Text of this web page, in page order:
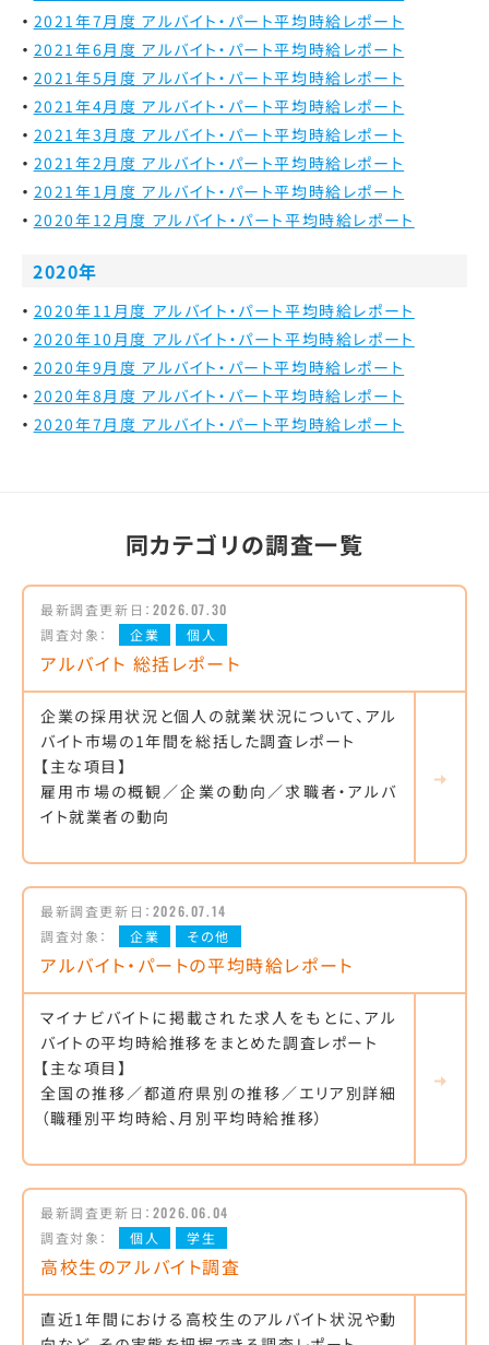
2021年7月度 アルバイト・パート平均時給レポート
2021年6月度 アルバイト・パート平均時給レポート
2021年5月度 アルバイト・パート平均時給レポート
2021年4月度 アルバイト・パート平均時給レポート
2021年3月度 アルバイト・パート平均時給レポート
2021年2月度 アルバイト・パート平均時給レポート
2021年1月度 アルバイト・パート平均時給レポート
2020年12月度 アルバイト・パート平均時給レポート
2020年
2020年11月度 アルバイト・パート平均時給レポート
2020年10月度 アルバイト・パート平均時給レポート
2020年9月度 アルバイト・パート平均時給レポート
2020年8月度 アルバイト・パート平均時給レポート
2020年7月度 アルバイト・パート平均時給レポート
同カテゴリの調査一覧
最新調査更新日： 2026.07.30
調査対象：
企業 個人
アルバイト 総括レポート
企業の採用状況と個人の就業状況について、アル
バイト市場の1年間を総括した調査レポート
【主な項目】
雇用市場の概観／企業の動向／求職者・アルバ
イト就業者の動向
最新調査更新日： 2026.07.14
調査対象：
企業 その他
アルバイト・パートの平均時給レポート
マイナビバイトに掲載された求人をもとに、アル
バイトの平均時給推移をまとめた調査レポート
【主な項目】
全国の推移／都道府県別の推移／エリア別詳細
（職種別平均時給、月別平均時給推移）
最新調査更新日： 2026.06.04
調査対象：
個人 学生
高校生のアルバイト調査
直近1年間における高校生のアルバイト状況や動